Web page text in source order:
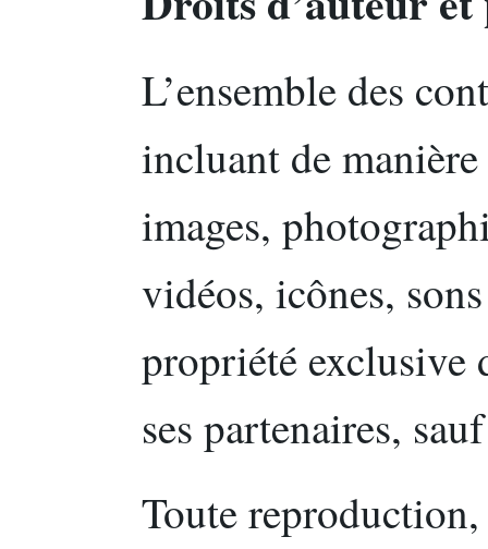
L’ensemble des
incluant de
images,
vidéos, icônes,
propriété exclusive
ses partenaires,
Toute